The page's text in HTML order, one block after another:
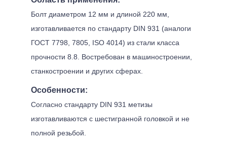
Болт диаметром 12 мм и длиной 220 мм,
изготавливается по стандарту DIN 931 (аналоги
ГОСТ 7798, 7805, ISO 4014) из стали класса
прочности 8.8. Востребован в машиностроении,
станкостроении и других сферах.
Особенности:
Согласно стандарту DIN 931 метизы
изготавливаются с шестигранной головкой и не
полной резьбой.